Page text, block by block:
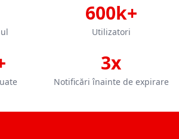
600k+
Utilizatori
3x
Notificări înainte de expirare